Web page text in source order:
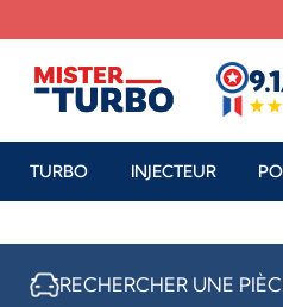
TURBO INJECTEUR
RECHERCHER UNE